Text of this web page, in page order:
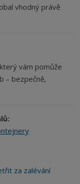
vhodný právě
vám pomůže
– bezpečně,